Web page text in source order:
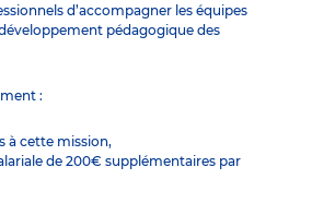
d’accompagner les équipes
pédagogique des
:
à cette mission,
de 200€ supplémentaires par